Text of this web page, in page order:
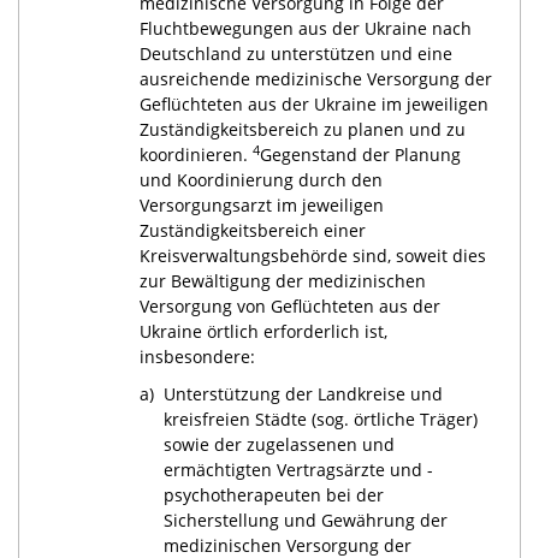
Fluchtbewegungen aus der Ukraine nach
Deutschland zu unterstützen und eine
ausreichende medizinische Versorgung der
Geflüchteten aus der Ukraine im jeweiligen
Zuständigkeitsbereich zu planen und zu
koordinieren. 4Gegenstand der Planung
und Koordinierung durch den
Versorgungsarzt im jeweiligen
Zuständigkeitsbereich einer
Kreisverwaltungsbehörde sind, soweit dies
zur Bewältigung der medizinischen
Versorgung von Geflüchteten aus der
Ukraine örtlich erforderlich ist,
insbesondere:
a) Unterstützung der Landkreise und
kreisfreien Städte (sog. örtliche Träger)
sowie der zugelassenen und
ermächtigten Vertragsärzte und -
psychotherapeuten bei der
Sicherstellung und Gewährung der
medizinischen Versorgung der